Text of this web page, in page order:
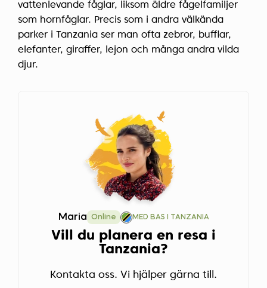
vattenlevande fåglar, liksom äldre fågelfamiljer
som hornfåglar. Precis som i andra välkända
parker i Tanzania ser man ofta zebror, bufflar,
elefanter, giraffer, lejon och många andra vilda
djur.
Maria Online MED BAS I TANZANIA
Vill du planera en resa i
Tanzania?
Kontakta oss. Vi hjälper gärna till.